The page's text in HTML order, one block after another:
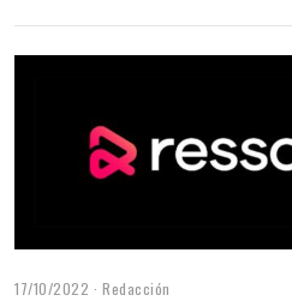
17/10/2022 Redacción